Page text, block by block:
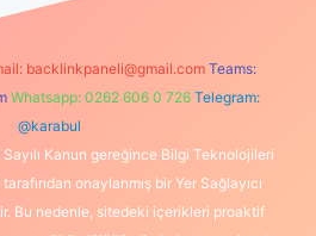
backlinkpaneli@gmail.com Teams:
Whatsapp: 0262 606 0 726 Telegram:
@karabul
Kanun gereğince Bilgi Teknolojileri
onaylanmış bir Yer Sağlayıcı
Bu nedenle, sitedeki içerikleri proaktif